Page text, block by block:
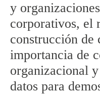
y
corporativos, el
construcción de
importancia de
organizacional
datos para